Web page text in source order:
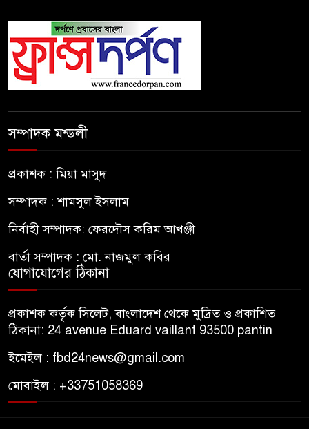
সম্পাদক মন্ডলী
প্রকাশক : মিয়া মাসুদ
সম্পাদক : শামসুল ইসলাম
নির্বাহী সম্পাদক: ফেরদৌস করিম আখঞ্জী
বার্তা সম্পাদক : মো. নাজমুল কবির
যোগাযোগের ঠিকানা
প্রকাশক কর্তৃক সিলেট, বাংলাদেশ থেকে মুদ্রিত ও প্রকাশিত
ঠিকানা: 24 avenue Eduard vaillant 93500 pantin
ইমেইল : fbd24news@gmail.com
মোবাইল : +33751058369